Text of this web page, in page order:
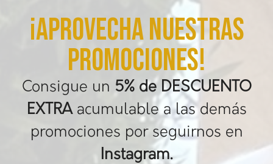
¡APROVECHA NUESTRAS
PROMOCIONES!
Consigue un 5% de DESCUENTO
EXTRAacumulable a las demás
promociones por seguirnos en
Instagram.